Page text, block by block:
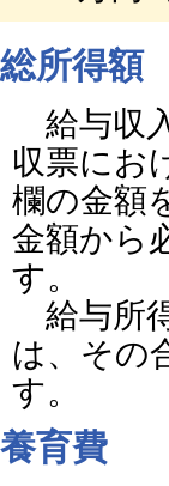
総所得額
給与収
収票にお
欄の金額
金額から
す。
給与所
は、その
す。
養育費